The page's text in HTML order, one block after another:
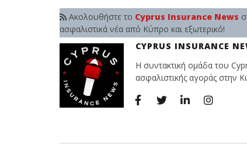
Ακολουθήστε το Cyprus Insurance News
ασφαλιστικά νέα από Κύπρο και εξωτερικό!
CYPRUS INSURANCE
Η συντακτική ομάδα του
ασφαλιστικής αγοράς στην